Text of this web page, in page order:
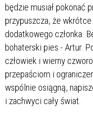
będzie musiał pokonać
przypuszcza, że
dodatkowego członka.
bohaterski pies - Artur.
człowiek i wierny
przepaściom i
wspólnie osiągną,
i zachwyci cały świat.